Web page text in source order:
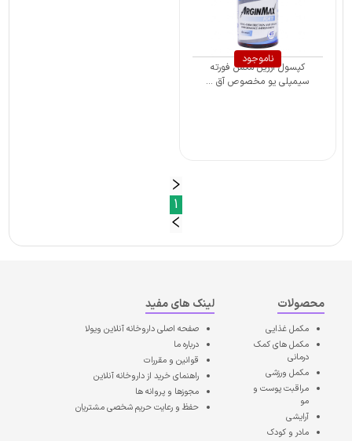
ناموجود
کپسول آرژین مکس فورته
سیمپلی یو مخصوص آق ...
1
محصولات
مکمل غذایی
مکمل های کمک
درمانی
مکمل ورزشی
مراقبت پوست و
مو
آرایشی
مادر و کودک
لینک های مفید
صفحه اصلیداروخانه آنلاین ویولا
درباره ما
قوانین و مقررات
راهنمای خرید از داروخانه آنلاین
مجوزها و پروانه ها
حفظ و رعایت حریم شخصی مشتریان